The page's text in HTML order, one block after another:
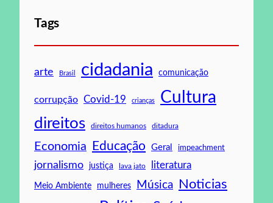
Tags
arte Brasil cidadania comunicação
corrupção Covid-19 crianças Cultura
direitos direitos humanos ditadura
Economia Educação Geral impeachment
jornalismo justiça lava jato literatura
Meio Ambiente mulheres Música Noticias